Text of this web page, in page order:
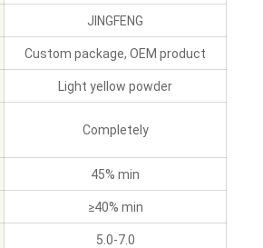
JINGFENG
Custom package, OEM product
Light yellow powder
Completely
45% min
≥40% min
5.0-7.0